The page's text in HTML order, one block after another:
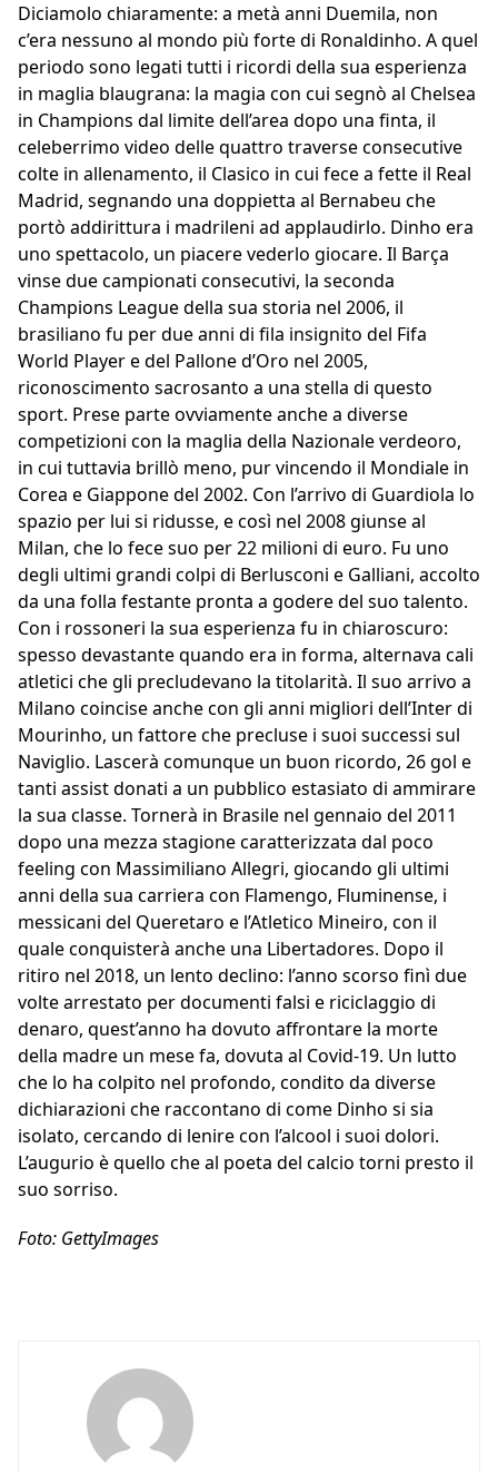
Diciamolo chiaramente: a metà anni Duemila, non
c’era nessuno al mondo più forte di Ronaldinho. A quel
periodo sono legati tutti i ricordi della sua esperienza
in maglia blaugrana: la magia con cui segnò al Chelsea
in Champions dal limite dell’area dopo una finta, il
celeberrimo video delle quattro traverse consecutive
colte in allenamento, il Clasico in cui fece a fette il Real
Madrid, segnando una doppietta al Bernabeu che
portò addirittura i madrileni ad applaudirlo. Dinho era
uno spettacolo, un piacere vederlo giocare. Il Barça
vinse due campionati consecutivi, la seconda
Champions League della sua storia nel 2006, il
brasiliano fu per due anni di fila insignito del Fifa
World Player e del Pallone d’Oro nel 2005,
riconoscimento sacrosanto a una stella di questo
sport. Prese parte ovviamente anche a diverse
competizioni con la maglia della Nazionale verdeoro,
in cui tuttavia brillò meno, pur vincendo il Mondiale in
Corea e Giappone del 2002. Con l’arrivo di Guardiola lo
spazio per lui si ridusse, e così nel 2008 giunse al
Milan, che lo fece suo per 22 milioni di euro. Fu uno
degli ultimi grandi colpi di Berlusconi e Galliani, accolto
da una folla festante pronta a godere del suo talento.
Con i rossoneri la sua esperienza fu in chiaroscuro:
spesso devastante quando era in forma, alternava cali
atletici che gli precludevano la titolarità. Il suo arrivo a
Milano coincise anche con gli anni migliori dell’Inter di
Mourinho, un fattore che precluse i suoi successi sul
Naviglio. Lascerà comunque un buon ricordo, 26 gol e
tanti assist donati a un pubblico estasiato di ammirare
la sua classe. Tornerà in Brasile nel gennaio del 2011
dopo una mezza stagione caratterizzata dal poco
feeling con Massimiliano Allegri, giocando gli ultimi
anni della sua carriera con Flamengo, Fluminense, i
messicani del Queretaro e l’Atletico Mineiro, con il
quale conquisterà anche una Libertadores. Dopo il
ritiro nel 2018, un lento declino: l’anno scorso finì due
volte arrestato per documenti falsi e riciclaggio di
denaro, quest’anno ha dovuto affrontare la morte
della madre un mese fa, dovuta al Covid-19. Un lutto
che lo ha colpito nel profondo, condito da diverse
dichiarazioni che raccontano di come Dinho si sia
isolato, cercando di lenire con l’alcool i suoi dolori.
L’augurio è quello che al poeta del calcio torni presto il
suo sorriso.
Foto: GettyImages